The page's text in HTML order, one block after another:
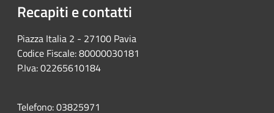
Recapiti e contatti
Piazza Italia 2 - 27100 Pavia
Codice Fiscale: 80000030181
P.Iva: 02265610184
Telefono: 03825971